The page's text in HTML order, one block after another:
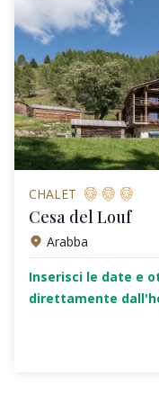
CHALET
Cesa del Louf
Arabba
Inserisci le date e
direttamente